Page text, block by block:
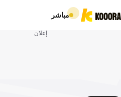
مباشر
إعلان